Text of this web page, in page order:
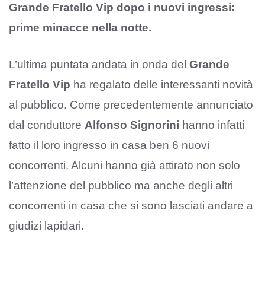
Grande Fratello Vip dopo i nuovi ingressi:
prime minacce nella notte.
L’ultima puntata andata in onda del Grande
Fratello Vip ha regalato delle interessanti novità
al pubblico. Come precedentemente annunciato
dal conduttore Alfonso Signorini hanno infatti
fatto il loro ingresso in casa ben 6 nuovi
concorrenti. Alcuni hanno già attirato non solo
l’attenzione del pubblico ma anche degli altri
concorrenti in casa che si sono lasciati andare a
giudizi lapidari.